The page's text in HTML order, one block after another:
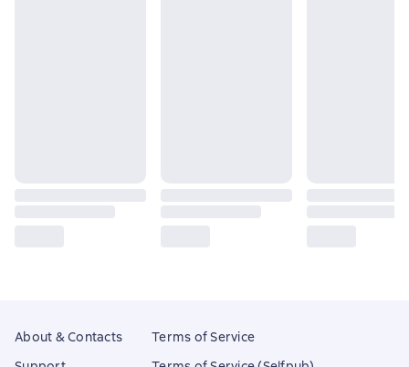
About & Contacts
Terms of Service